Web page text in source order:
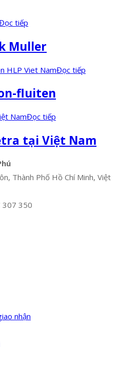
tiếp
Muller
Đọc tiếp
fluiten
Đọc tiếp
tại Việt Nam
Thành Phố Hồ Chí Minh, Việt
307 350
nhận